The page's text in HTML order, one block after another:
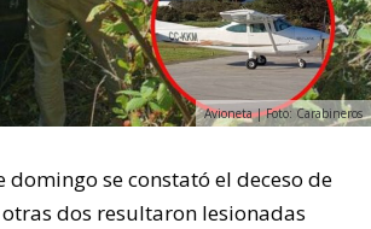
Avioneta | Foto: Carabineros
domingo se constató el deceso de
dos resultaron lesionadas